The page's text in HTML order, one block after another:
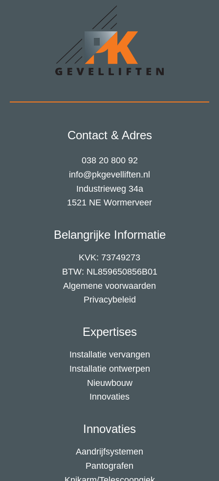
Contact & Adres
038 20 800 92
info@pkgevelliften.nl
Industrieweg 34a
1521 NE Wormerveer
Belangrijke Informatie
KVK: 73749273
BTW: NL859650856B01
Algemene voorwaarden
Privacybeleid
Expertises
Installatie vervangen
Installatie ontwerpen
Nieuwbouw
Innovaties
Innovaties
Aandrijfsystemen
Pantografen